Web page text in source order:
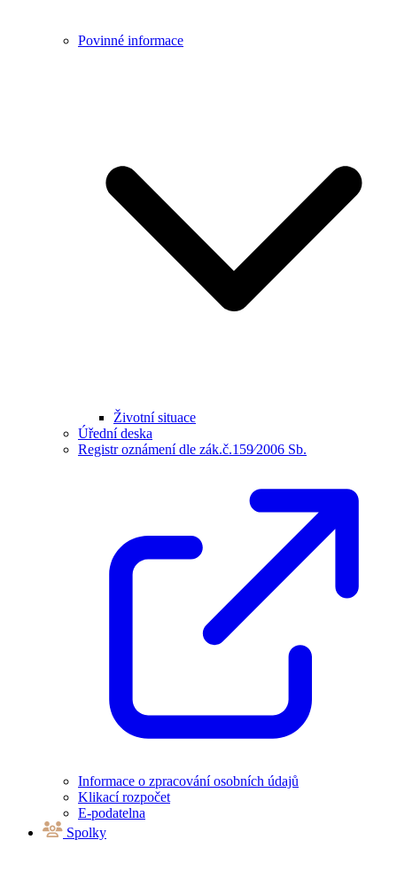
Povinné informace
Životní situace
Úřední deska
Registr oznámení dle zák.č.159⁄2006 Sb.
Informace o zpracování osobních údajů
Klikací rozpočet
E-podatelna
Spolky